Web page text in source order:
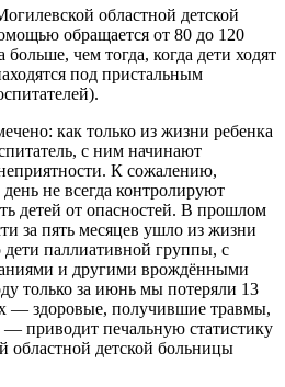
областной детской
обращается от 80 до 120
больше, чем тогда, когда дети ходят
под пристальным
как только из жизни ребенка
с ним начинают
К сожалению,
не всегда контролируют
детей от опасностей. В прошлом
за пять месяцев ушло из жизни
дети паллиативной группы, с
и другими врождёнными
только за июнь мы потеряли 13
— здоровые, получившие травмы,
приводит печальную статистику
областной детской больницы